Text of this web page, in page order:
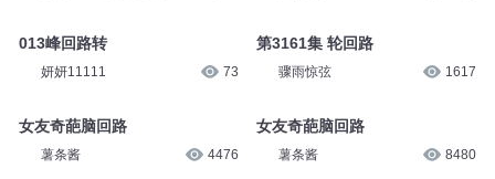
013峰回路转
妍妍11111 73
女友奇葩脑回路
薯条酱 4476
第3161集 轮回路
骤雨惊弦 1617
女友奇葩脑回路
薯条酱 8480